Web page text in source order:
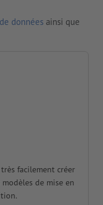
données ainsi que
facilement créer
de mise en